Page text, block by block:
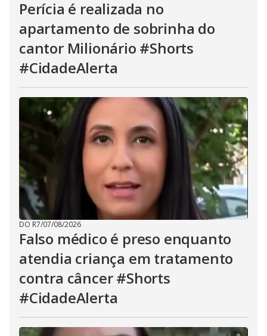
Perícia é realizada no
apartamento de sobrinha do
cantor Milionário #Shorts
#CidadeAlerta
DO R7/07/08/2026
Falso médico é preso enquanto
atendia criança em tratamento
contra câncer #Shorts
#CidadeAlerta